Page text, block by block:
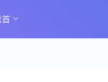
首